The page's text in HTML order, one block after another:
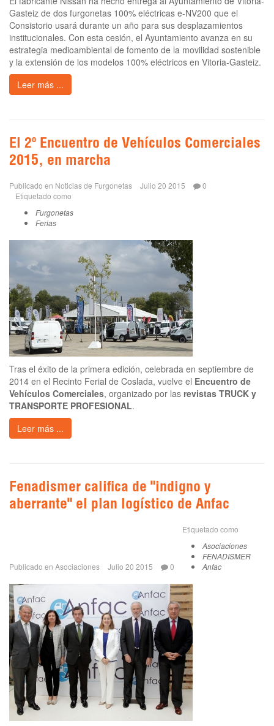
Gasteiz de dos furgonetas 100% eléctricas e-NV200 que el
Consistorio usará durante un año para sus desplazamientos
institucionales. Con esta cesión, el Ayuntamiento avanza en su
estrategia medioambiental de fomento de la movilidad sostenible
y la extensión de los modelos 100% eléctricos en Vitoria-Gasteiz.
Leer más ...
El 2º Encuentro de Vehículos Comerciales
2015, en marcha
Publicado en Noticias de Furgonetas Julio 20 2015
0
Etiquetado como
Furgonetas
Ferias
Tras el éxito de la primera edición, celebrada en septiembre de
2014 en el Recinto Ferial de Coslada, vuelve el Encuentro de
Vehículos Comerciales, organizado por las revistas TRUCK y
TRANSPORTE PROFESIONAL.
Leer más ...
Fenadismer califica de "indigno y
aberrante" el plan logístico de Anfac
Publicado en Asociaciones Julio 20 2015 0
Etiquetado como
Asociaciones
FENADISMER
Anfac